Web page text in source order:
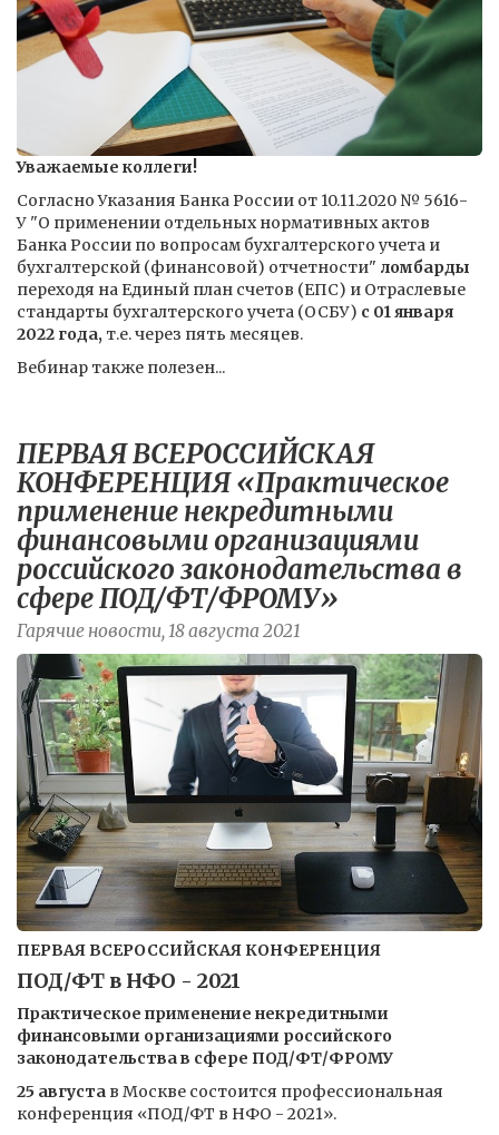
Уважаемые коллеги!
Согласно Указания Банка России от 10.11.2020 № 5616-
У "О применении отдельных нормативных актов
Банка России по вопросам бухгалтерского учета и
бухгалтерской (финансовой) отчетности" ломбарды
переходя на Единый план счетов (ЕПС) и Отраслевые
стандарты бухгалтерского учета (ОСБУ) с 01 января
2022 года, т.е. через пять месяцев.
Вебинар также полезен...
ПЕРВАЯ ВСЕРОССИЙСКАЯ
КОНФЕРЕНЦИЯ «Практическое
применение некредитными
финансовыми организациями
российского законодательства в
сфере ПОД/ФТ/ФРОМУ»
Гарячие новости, 18 августа 2021
ПЕРВАЯ ВСЕРОССИЙСКАЯ КОНФЕРЕНЦИЯ
ПОД/ФТ в НФО - 2021
Практическое применение некредитными
финансовыми организациями российского
законодательства в сфере ПОД/ФТ/ФРОМУ
25 августа в Москве состоится профессиональная
конференция «ПОД/ФТ в НФО - 2021».